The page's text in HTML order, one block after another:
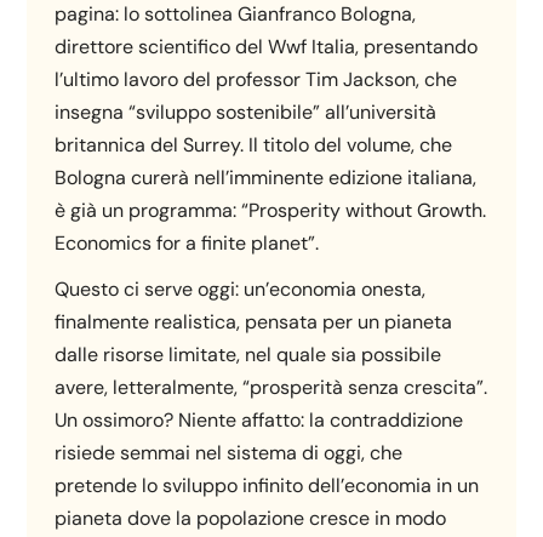
pagina: lo sottolinea Gianfranco Bologna,
direttore scientifico del Wwf Italia, presentando
l’ultimo lavoro del professor Tim Jackson, che
insegna “sviluppo sostenibile” all’università
britannica del Surrey. Il titolo del volume, che
Bologna curerà nell’imminente edizione italiana,
è già un programma: “Prosperity without Growth.
Economics for a finite planet”.
Questo ci serve oggi: un’economia onesta,
finalmente realistica, pensata per un pianeta
dalle risorse limitate, nel quale sia possibile
avere, letteralmente, “prosperità senza crescita”.
Un ossimoro? Niente affatto: la contraddizione
risiede semmai nel sistema di oggi, che
pretende lo sviluppo infinito dell’economia in un
pianeta dove la popolazione cresce in modo